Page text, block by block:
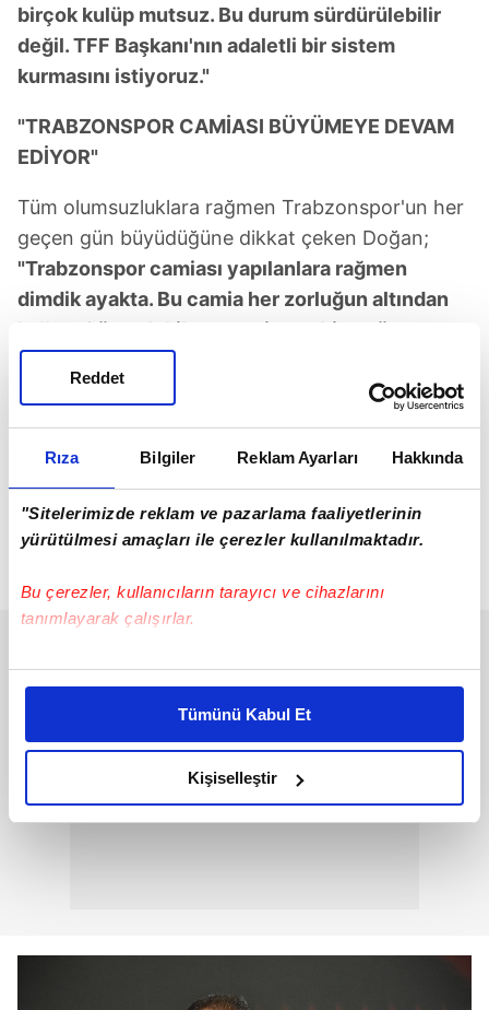
Rıza Bilgiler Reklam Ayarları Hakkında
"Sitelerimizde reklam ve pazarlama faaliyetlerinin
yürütülmesi amaçları ile çerezler kullanılmaktadır.
Bu çerezler, kullanıcıların tarayıcı ve cihazlarını
tanımlayarak çalışırlar.
Bu çerezlere izin vermeniz halinde sizlere özel
daha iyi reklam deneyimi yaşatabiliriz. Bunu yaparken
amacımızın size daha iyi bir reklam deneyimi sunmak
olduğunu ve sizlere en iyi içerikleri sunabilmek adına
elimizden gelen çabayı gösterdiğimizi ve bu noktada,
reklamların maliyetlerimizi karşılamak noktasında tek gelir
gösterilmeyecektir."
Tümünü Kabul Et
Kişiselleştir
Reddet
birçok kulüp mutsuz. Bu durum sürdürülebilir
değil. TFF Başkanı'nın adaletli bir sistem
kurmasını istiyoruz."
"TRABZONSPOR CAMİASI BÜYÜMEYE DEVAM
EDİYOR"
Tüm olumsuzluklara rağmen Trabzonspor'un her
geçen gün büyüdüğüne dikkat çeken Doğan;
"Trabzonspor camiası yapılanlara rağmen
dimdik ayakta. Bu camia her zorluğun altından
kalkar. Görevdekilere tavsiyem, bir an önce
gereken adımları atmalarıdır,"
TFF İLE GÖRÜŞMELER DEVAM EDİYOR
TFF Başkanı ile iletişime geçtiğini belirten Doğan,
"Telefon görüşmesi gerçekleştirdik ve
taleplerimizi ilettik. Önümüzdeki hafta bir
ziyaret yapmayı planlıyoruz." sözleri ile bir
ziyaret planladıklarını söyledi.